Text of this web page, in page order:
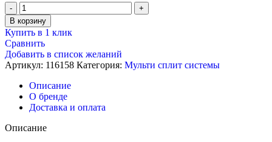
Количество
товара
Настенный
внутренний
блок
мульти
сплит-
системы,
Toshiba
RAS-
B05CKVG-
EE
В корзину
Купить в 1 клик
Сравнить
Добавить в список желаний
Артикул: 116158 Категория: Мульти сплит системы
Описание
О бренде
Доставка и оплата
Описание